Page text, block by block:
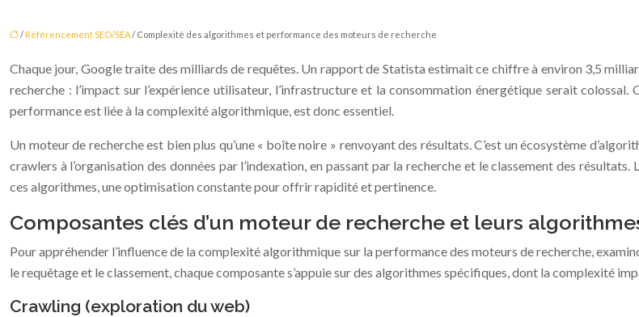
/ Référencement SEO/SEA/ Complexité des algorithmes et performance des moteurs de recherche
Chaque jour, Google traite des milliards de requêtes. Un rapport de Statista estimait ce chiffre à environ 3,5
recherche : l’impact sur l’expérience utilisateur, l’infrastructure et la consommation énergétique serait
performance est liée à la complexité algorithmique, est donc essentiel.
Un moteur de recherche est bien plus qu’une « boîte noire » renvoyant des résultats. C’est un écosystème
crawlers à l’organisation des données par l’indexation, en passant par la recherche et le classement des
ces algorithmes, une optimisation constante pour offrir rapidité et pertinence.
Composantes clés d’un moteur de recherche et leurs
Pour appréhender l’influence de la complexité algorithmique sur la performance des moteurs de recherche,
le requêtage et le classement, chaque composante s’appuie sur des algorithmes spécifiques, dont la complexité
Crawling (exploration du web)